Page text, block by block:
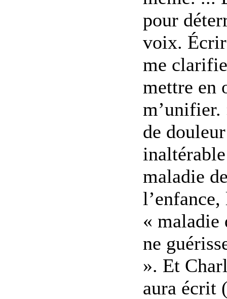
pour
voix.
me
mettre en
m’unifier.
de
maladie
l’enfance,
« maladie
ne
». Et
aura écrit